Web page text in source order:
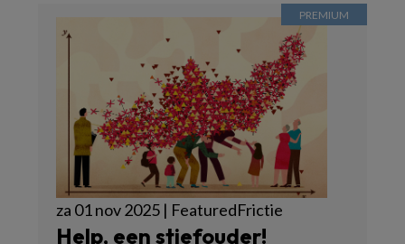
za 01 nov 2025 | FeaturedFrictie
Help, een stiefouder!